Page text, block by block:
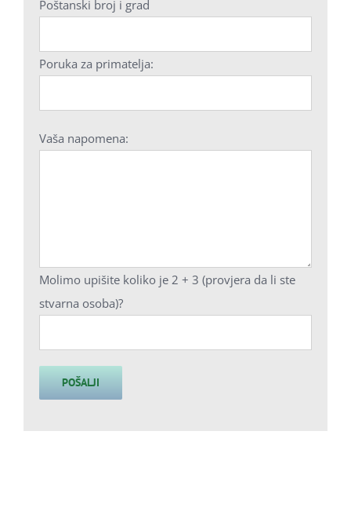
Poštanski broj i grad
Poruka za primatelja:
Vaša napomena:
Molimo upišite koliko je 2 + 3 (provjera da li ste
stvarna osoba)?